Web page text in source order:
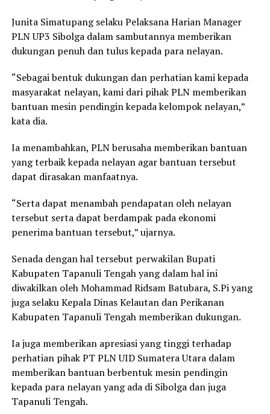
Junita Simatupang selaku Pelaksana Harian Manager
PLN UP3 Sibolga dalam sambutannya memberikan
dukungan penuh dan tulus kepada para nelayan.
“Sebagai bentuk dukungan dan perhatian kami kepada
masyarakat nelayan, kami dari pihak PLN memberikan
bantuan mesin pendingin kepada kelompok nelayan,”
kata dia.
Ia menambahkan, PLN berusaha memberikan bantuan
yang terbaik kepada nelayan agar bantuan tersebut
dapat dirasakan manfaatnya.
“Serta dapat menambah pendapatan oleh nelayan
tersebut serta dapat berdampak pada ekonomi
penerima bantuan tersebut,” ujarnya.
Senada dengan hal tersebut perwakilan Bupati
Kabupaten Tapanuli Tengah yang dalam hal ini
diwakilkan oleh Mohammad Ridsam Batubara, S.Pi yang
juga selaku Kepala Dinas Kelautan dan Perikanan
Kabupaten Tapanuli Tengah memberikan dukungan.
Ia juga memberikan apresiasi yang tinggi terhadap
perhatian pihak PT PLN UID Sumatera Utara dalam
memberikan bantuan berbentuk mesin pendingin
kepada para nelayan yang ada di Sibolga dan juga
Tapanuli Tengah.